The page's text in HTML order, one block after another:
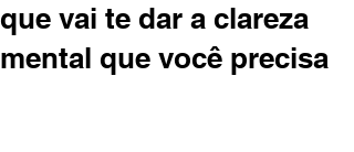
que vai te dar a clareza
mental que você precisa